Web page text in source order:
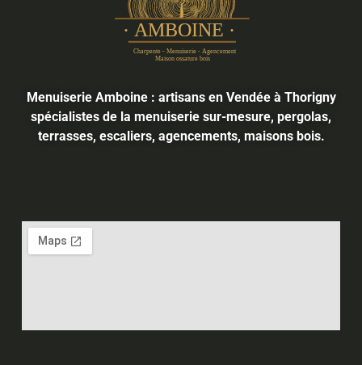
Menuiserie Amboine : artisans en Vendée à Thorigny
spécialistes de la menuiserie sur-mesure, pergolas,
terrasses, escaliers, agencements, maisons bois.